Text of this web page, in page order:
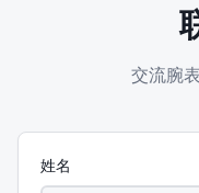
交流腕
姓名